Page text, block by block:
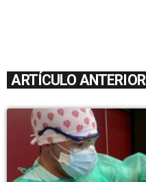
ARTÍCULO ANTERIOR